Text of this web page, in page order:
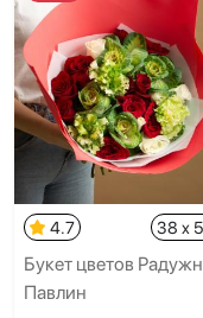
4.7 38 x
Букет цветов
Павлин